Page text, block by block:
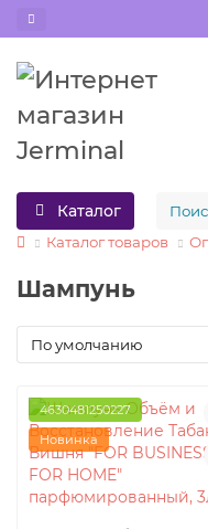
Каталог
Каталог товаров
Шампунь
4630481250227
Новинка